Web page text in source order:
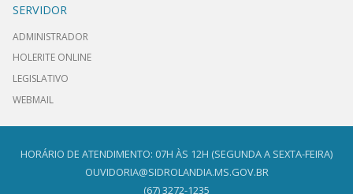
SERVIDOR
ADMINISTRADOR
HOLERITE ONLINE
LEGISLATIVO
WEBMAIL
HORÁRIO DE ATENDIMENTO: 07H ÀS 12H (SEGUNDA A SEXTA-FEIRA)
OUVIDORIA@SIDROLANDIA.MS.GOV.BR
(67) 3272-1235